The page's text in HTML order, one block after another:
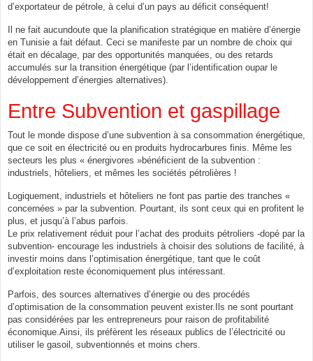
d’exportateur de pétrole, à celui d’un pays au déficit conséquent!
Il ne fait aucundoute que la planification stratégique en matière d’énergie
en Tunisie a fait défaut. Ceci se manifeste par un nombre de choix qui
était en décalage, par des opportunités manquées, ou des retards
accumulés sur la transition énergétique (par l’identification oupar le
développement d’énergies alternatives).
Entre Subvention et gaspillage
Tout le monde dispose d’une subvention à sa consommation énergétique,
que ce soit en électricité ou en produits hydrocarbures finis. Même les
secteurs les plus « énergivores »bénéficient de la subvention :
industriels, hôteliers, et mêmes les sociétés pétrolières !
Logiquement, industriels et hôteliers ne font pas partie des tranches «
concernées » par la subvention. Pourtant, ils sont ceux qui en profitent le
plus, et jusqu’à l’abus parfois.
Le prix relativement réduit pour l’achat des produits pétroliers -dopé par la
subvention- encourage les industriels à choisir des solutions de facilité, à
investir moins dans l’optimisation énergétique, tant que le coût
d’exploitation reste économiquement plus intéressant.
Parfois, des sources alternatives d’énergie ou des procédés
d’optimisation de la consommation peuvent exister.Ils ne sont pourtant
pas considérées par les entrepreneurs pour raison de profitabilité
économique.Ainsi, ils préfèrent les réseaux publics de l’électricité ou
utiliser le gasoil, subventionnés et moins chers.